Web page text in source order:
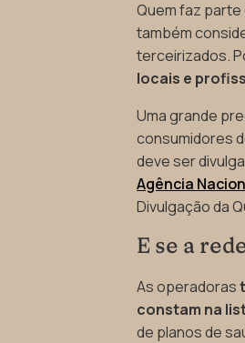
Quem faz
também
terceirizados.
locais e
Uma grande
consumidores
deve ser
Agência
Divulgação da
E se a
As operadoras
constam na
de planos de